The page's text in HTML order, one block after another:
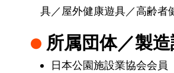
具／屋外健康遊具／高齢者
所属団体／製
日本公園施設業協会会員